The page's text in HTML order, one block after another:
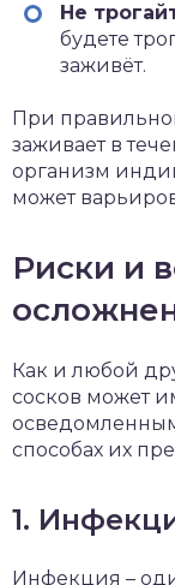
Не
будете
заживёт.
При
заживает в
организм
может
Риски и
Как и любой
сосков может
способах их
1.
Инфекция –